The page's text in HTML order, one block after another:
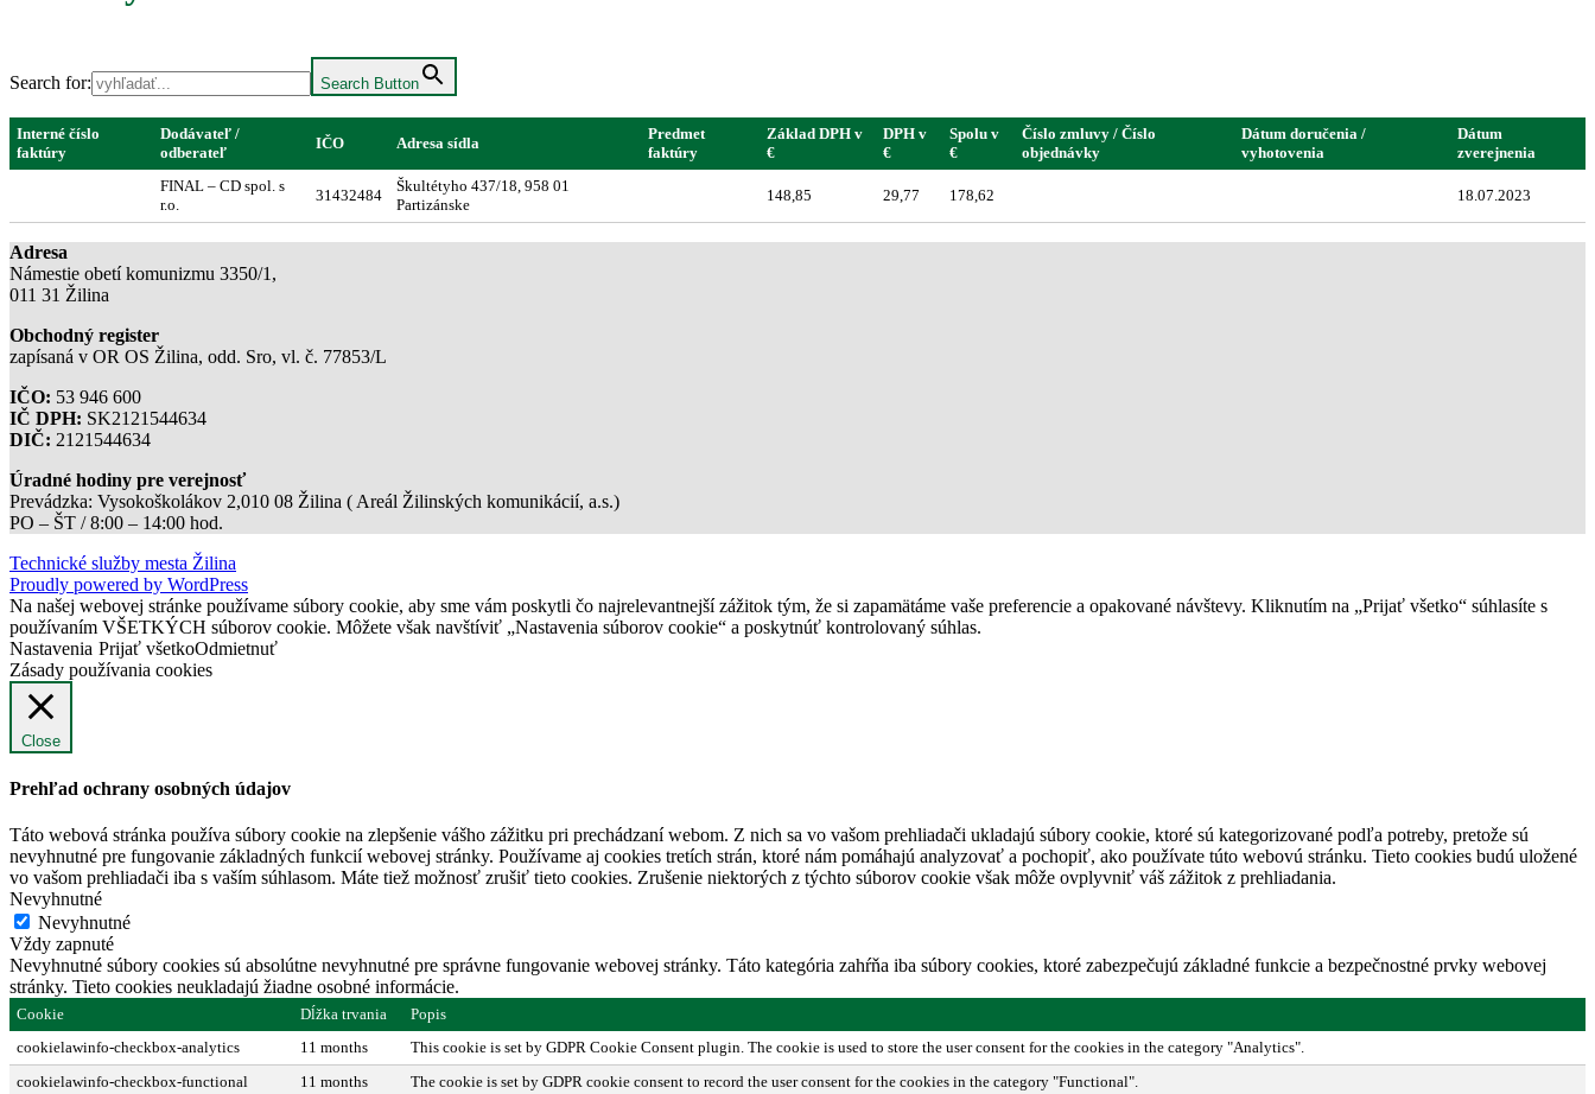
Search for: Search Button
Interné číslo
faktúry
Dodávateľ /
odberateľ
IČO Adresa sídla
Predmet
faktúry
Základ DPH v
€
DPH v
€
Spolu v
€
Číslo zmluvy / Číslo
objednávky
Dátum doručenia /
vyhotovenia
Dátum
zverejnenia
FINAL – CD spol. s
r.o.
31432484
Škultétyho 437/18, 958 01
Partizánske
148,85 29,77 178,62 18.07.2023
Adresa
Námestie obetí komunizmu 3350/1,
011 31 Žilina
Obchodný register
zapísaná v OR OS Žilina, odd. Sro, vl. č. 77853/L
IČO: 53 946 600
IČ DPH: SK2121544634
DIČ: 2121544634
Úradné hodiny pre verejnosť
Prevádzka: Vysokoškolákov 2,010 08 Žilina ( Areál Žilinských komunikácií, a.s.)
PO – ŠT / 8:00 – 14:00 hod.
Technické služby mesta Žilina
Proudly powered by WordPress
Na našej webovej stránke používame súbory cookie, aby sme vám poskytli čo najrelevantnejší zážitok tým, že si zapamätáme vaše preferencie a opakované návštevy. Kliknutím na „Prijať všetko“ súhlasíte s
používaním VŠETKÝCH súborov cookie. Môžete však navštíviť „Nastavenia súborov cookie“ a poskytnúť kontrolovaný súhlas.
Nastavenia Prijať všetkoOdmietnuť
Zásady používania cookies
Close
Prehľad ochrany osobných údajov
Táto webová stránka používa súbory cookie na zlepšenie vášho zážitku pri prechádzaní webom. Z nich sa vo vašom prehliadači ukladajú súbory cookie, ktoré sú kategorizované podľa potreby, pretože sú
nevyhnutné pre fungovanie základných funkcií webovej stránky. Používame aj cookies tretích strán, ktoré nám pomáhajú analyzovať a pochopiť, ako používate túto webovú stránku. Tieto cookies budú uložené
vo vašom prehliadači iba s vaším súhlasom. Máte tiež možnosť zrušiť tieto cookies. Zrušenie niektorých z týchto súborov cookie však môže ovplyvniť váš zážitok z prehliadania.
Nevyhnutné
Nevyhnutné
Vždy zapnuté
Nevyhnutné súbory cookies sú absolútne nevyhnutné pre správne fungovanie webovej stránky. Táto kategória zahŕňa iba súbory cookies, ktoré zabezpečujú základné funkcie a bezpečnostné prvky webovej
stránky. Tieto cookies neukladajú žiadne osobné informácie.
Cookie Dĺžka trvania
Popis
cookielawinfo-checkbox-analytics
11 months
This cookie is set by GDPR Cookie Consent plugin. The cookie is used to store the user consent for the cookies in the category "Analytics".
cookielawinfo-checkbox-functional
11 months The cookie is set by GDPR cookie consent to record the user consent for the cookies in the category "Functional".